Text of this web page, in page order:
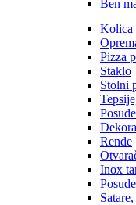
Ben
Kolica
Pizza
Staklo
Stolni
Rende
Inox